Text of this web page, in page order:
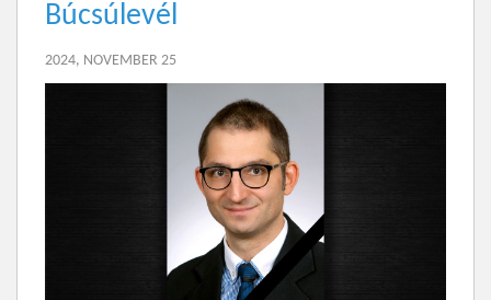
Búcsúlevél
2024, NOVEMBER 25